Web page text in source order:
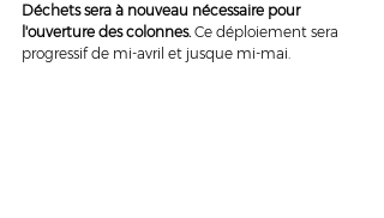
Déchets sera à nouveau nécessaire pour
l'ouverture des colonnes. Ce déploiement sera
progressif de mi-avril et jusque mi-mai.